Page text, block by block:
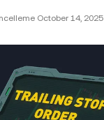
October 14, 2025